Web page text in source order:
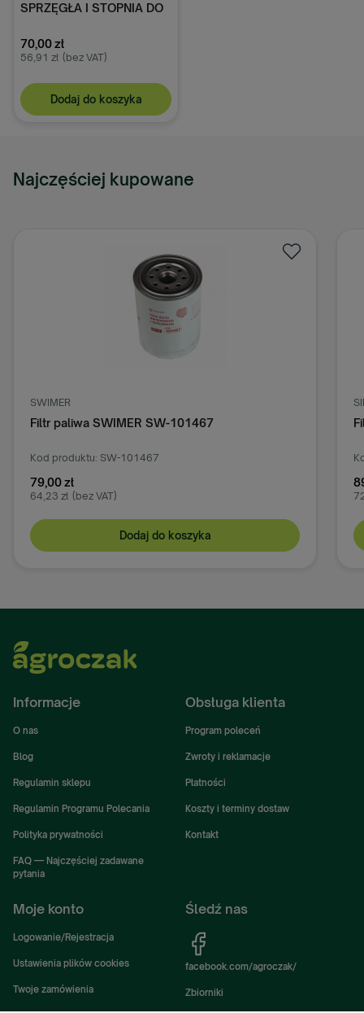
SPRZĘGŁA I STOPNIA DO
zestaw 3 sztuk
70,00 zł
56,91 zł (bez VAT)
Dodaj do koszyka
Najczęściej kupowane
SWIMER
Filtr paliwa SWIMER SW-101467
Kod produktu: SW-101467
79,00 zł
64,23 zł (bez VAT)
Dodaj do koszyka
Informacje
O nas
Blog
Regulamin sklepu
Regulamin Programu Polecania
Polityka prywatności
FAQ — Najczęściej zadawane
pytania
Obsługa klienta
Program poleceń
Zwroty i reklamacje
Płatności
Koszty i terminy dostaw
Kontakt
Moje konto
Logowanie/Rejestracja
Ustawienia plików cookies
Twoje zamówienia
Śledź nas
facebook.com/agroczak/
Zbiorniki